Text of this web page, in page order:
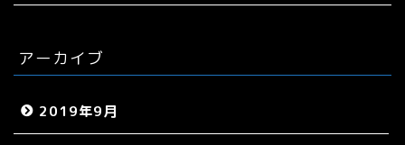
アーカイブ
2019年9月